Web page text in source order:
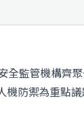
全監管機構齊
機防禦為重點議